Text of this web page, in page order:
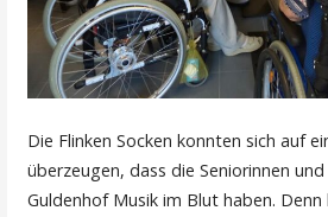
Die Flinken Socken konnten sich auf
überzeugen, dass die Seniorinnen
Guldenhof Musik im Blut haben.